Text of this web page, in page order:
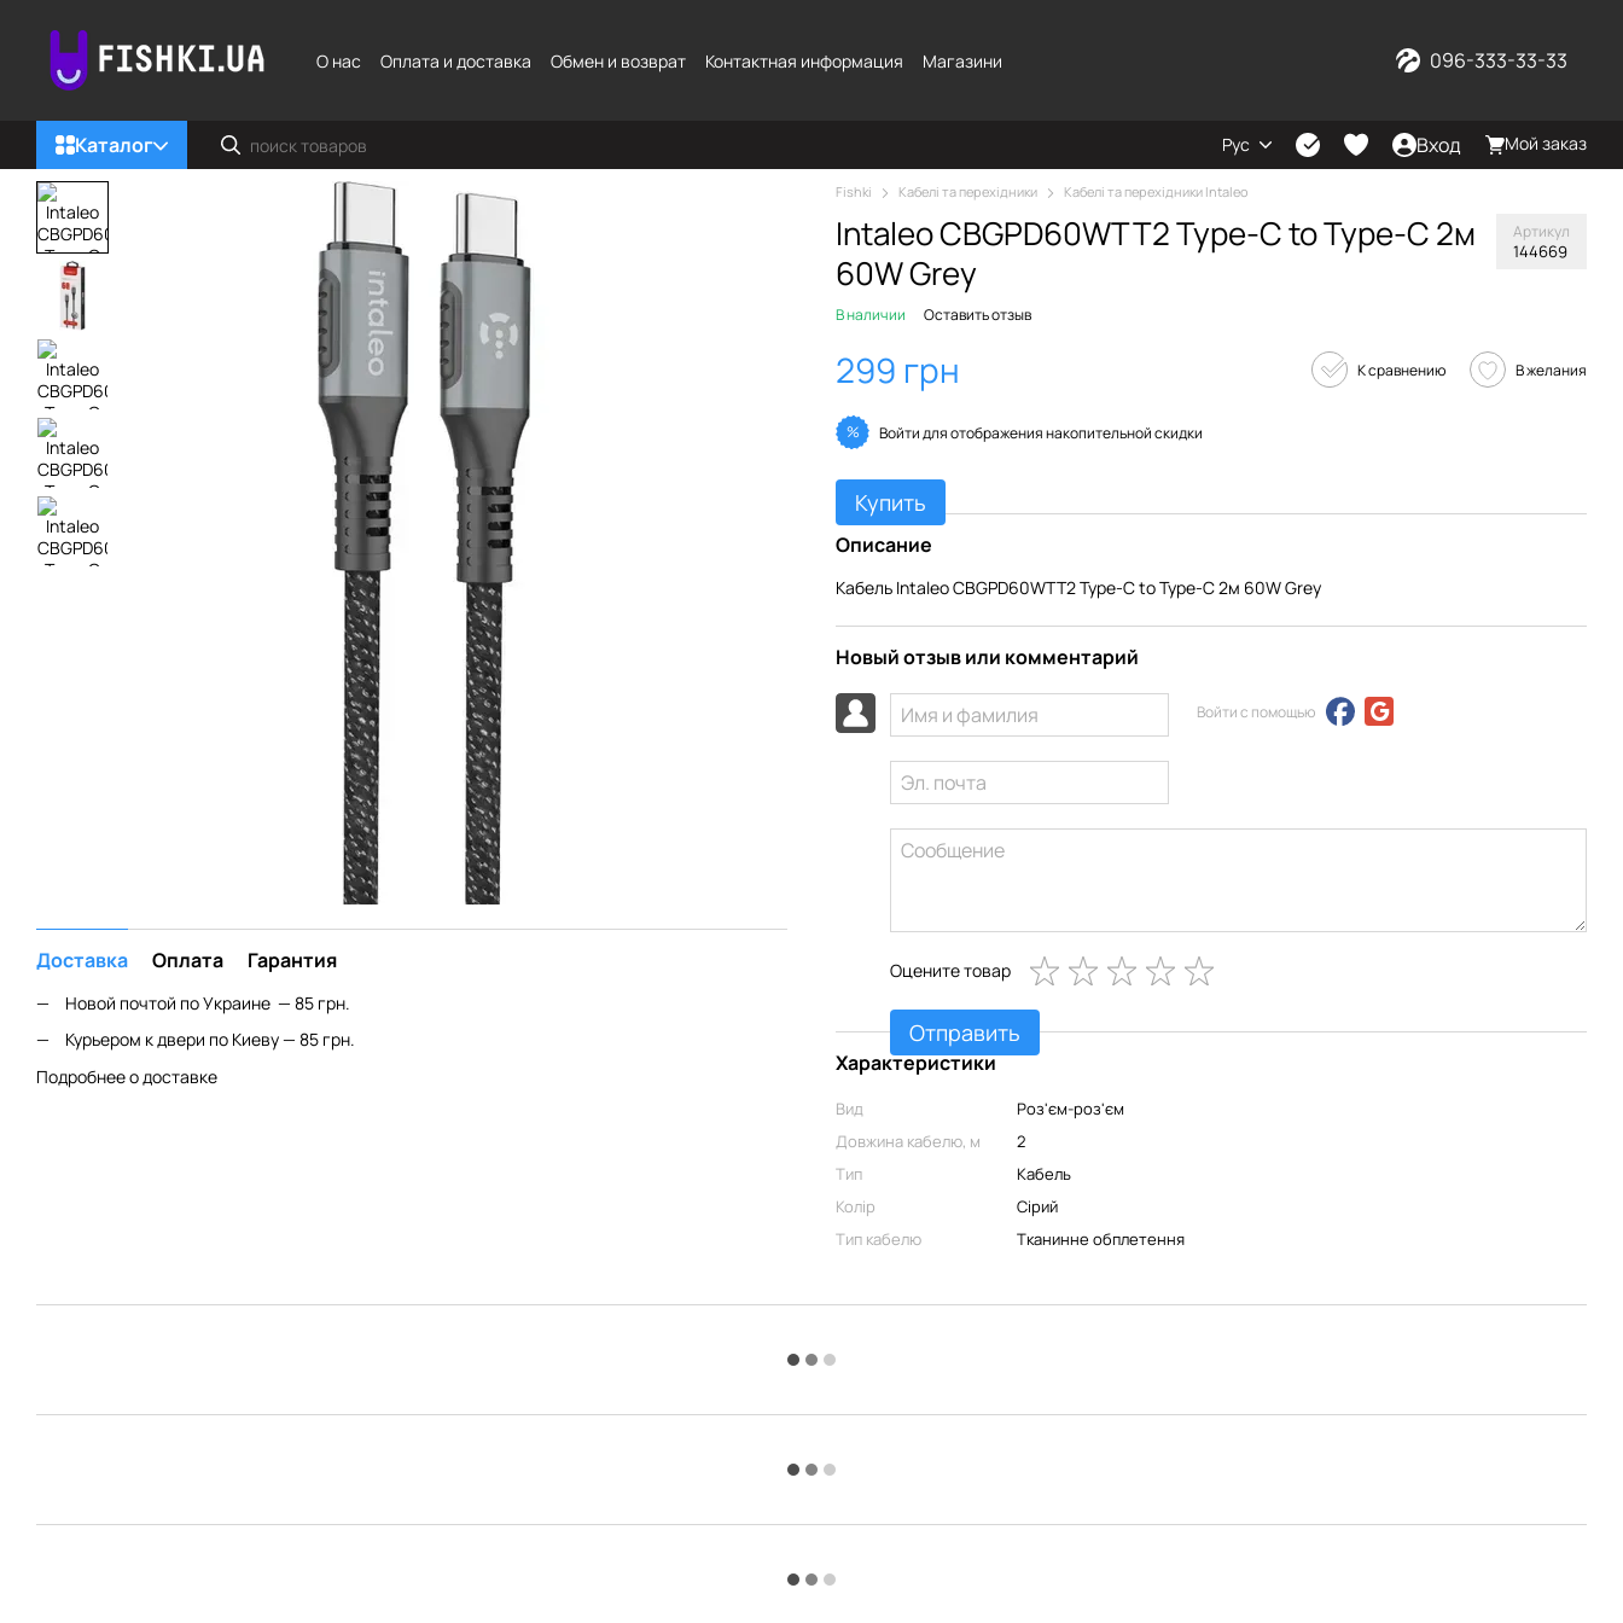
О нас
Оплата и доставка Обмен и возврат Контактная информация Магазини 096-333-33-33
Каталог Рус Вход Мой заказ
Доставка Оплата Гарантия
Новой почтой по Украине — 85 грн.
Курьером к двери по Киеву — 85 грн.
Подробнее о доставке
Fishki Кабелі та перехідники Кабелі та перехідники Intaleo
Intaleo CBGPD60WTT2 Type-C to Type-C 2м
60W Grey
Артикул
144669
В наличии Оставить отзыв
299 грн К сравнению В желания
% Войтидля отображения накопительной скидки
Купить
Описание
Кабель Intaleo CBGPD60WTT2 Type-C to Type-C 2м 60W Grey
Новый отзыв или комментарий
Войти с помощью
Оцените товар
Отправить
Характеристики
Вид
Роз'єм-роз'єм
Довжина кабелю, м
2
Тип
Кабель
Колір
Сірий
Тип кабелю
Тканинне обплетення